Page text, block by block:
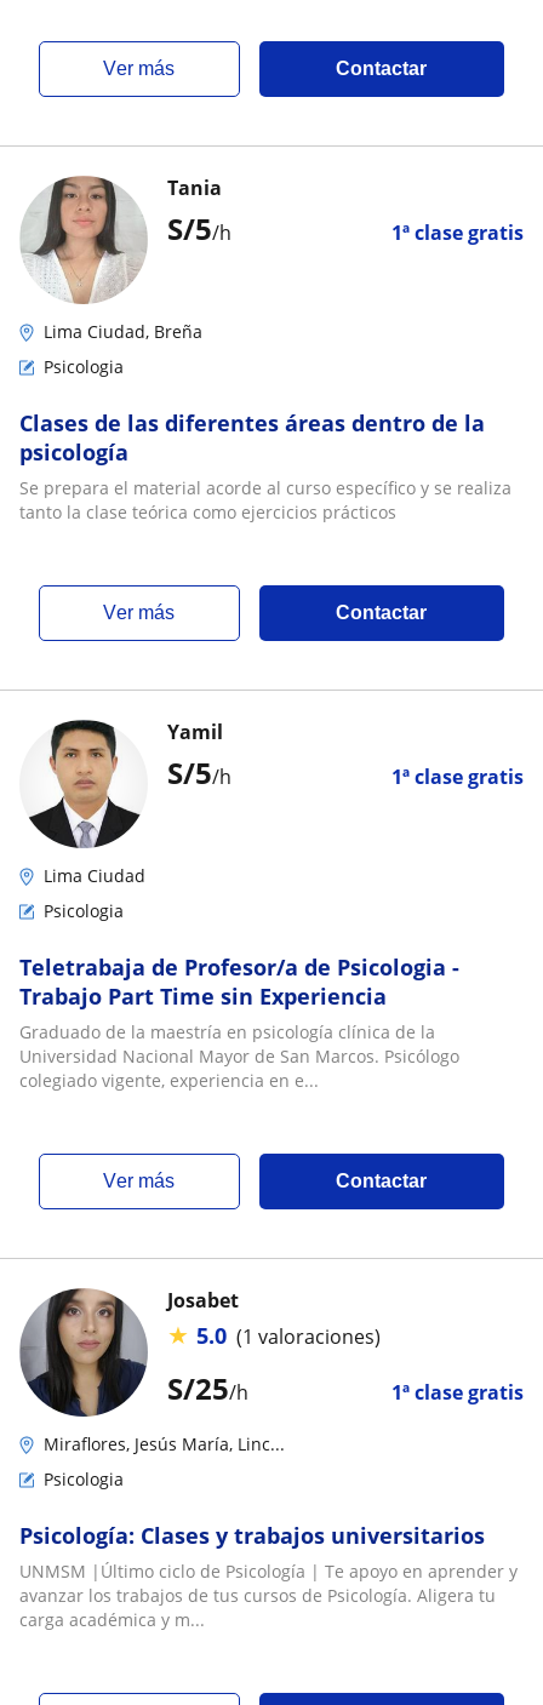
ver más Contactar
S/5/h 1ª clase gratis
Tania
Lima Ciudad, Breña
Psicologia
Clases de las diferentes áreas dentro de la
psicología
Se prepara el material acorde al curso específico y se realiza
tanto la clase teórica como ejercicios prácticos
ver más Contactar
S/5/h 1ª clase gratis
Yamil
Lima Ciudad
Psicologia
Teletrabaja de Profesor/a de Psicologia -
Trabajo Part Time sin Experiencia
Graduado de la maestría en psicología clínica de la
Universidad Nacional Mayor de San Marcos. Psicólogo
colegiado vigente, experiencia en e...
ver más Contactar
S/25/h 1ª clase gratis
Josabet
★ 5.0 (1 valoraciones)
Miraflores, Jesús María, Linc...
Psicologia
Psicología: Clases y trabajos universitarios
UNMSM |Último ciclo de Psicología | Te apoyo en aprender y
avanzar los trabajos de tus cursos de Psicología. Aligera tu
carga académica y m...